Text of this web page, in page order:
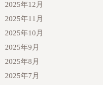
2025年12月
2025年11月
2025年10月
2025年9月
2025年8月
2025年7月